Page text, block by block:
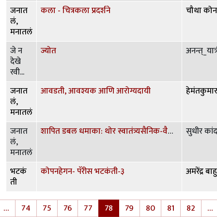
जनात
लं,
मनातलं
कला - चित्रकला प्रदर्शने चौथा
जे न
देखे
रवी...
ज्योत
जनात
लं,
मनातलं
आवडती, आवश्यक आणि आरोग्यदायी हेमंतकुमार
जनात
लं,
मनातलं
शापित डबल धमाका: थोर स्वातंत्र्यसैनिक-वैज्ञानिक - पांडुरंग सदाशिव खानखोजे सुधीर
भटकं
ती
कोपनहेगन- पॅरीस भटकंती-३ अमरेंद्र
Pagination
… 74 75 76 77 78 79 80 81 82 …